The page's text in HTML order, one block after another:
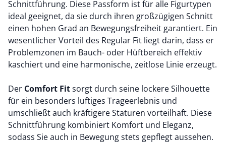
Schnittführung. Diese Passform ist für alle Figurtypen
ideal geeignet, da sie durch ihren großzügigen Schnitt
einen hohen Grad an Bewegungsfreiheit garantiert. Ein
wesentlicher Vorteil des Regular Fit liegt darin, dass er
Problemzonen im Bauch- oder Hüftbereich effektiv
kaschiert und eine harmonische, zeitlose Linie erzeugt.
Der Comfort Fitsorgt durch seine lockere Silhouette
für ein besonders luftiges Trageerlebnis und
umschließt auch kräftigere Staturen vorteilhaft. Diese
Schnittführung kombiniert Komfort und Eleganz,
sodass Sie auch in Bewegung stets gepflegt aussehen.